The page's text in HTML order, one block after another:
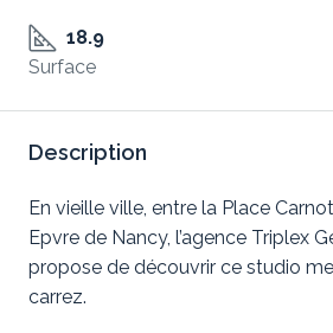
18.9
Surface
Description
En vieille ville, entre la Place
Epvre de Nancy, l’agence Triplex
propose de découvrir ce studio
carrez.